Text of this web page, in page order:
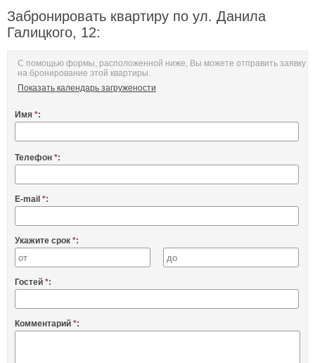
Забронировать квартиру по ул. Данила
Галицкого, 12:
С помощью формы, расположенной ниже, Вы можете отправить заявку
на бронирование этой квартиры.
Показать календарь загружености
Имя *:
Телефон *:
E-mail *:
Укажите срок *:
Гостей *:
Комментарий *: